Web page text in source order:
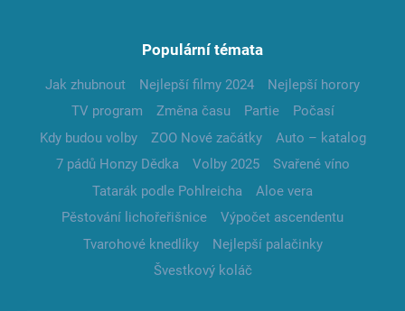
Populární témata
Jak zhubnout Nejlepší filmy 2024
Nejlepší horory
TV program
Změna času Partie
Počasí
Kdy budou volby
ZOO Nové začátky
Auto – katalog
7 pádů Honzy Dědka
Volby 2025
Svařené víno
Tatarák podle Pohlreicha
Aloe vera
Pěstování lichořeřišnice
Výpočet ascendentu
Tvarohové knedlíky
Nejlepší palačinky
Švestkový koláč